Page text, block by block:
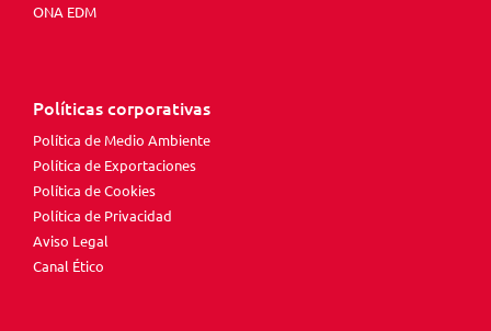
ONA EDM
Políticas corporativas
Política de Medio Ambiente
Política de Exportaciones
Política de Cookies
Política de Privacidad
Aviso Legal
Canal Ético